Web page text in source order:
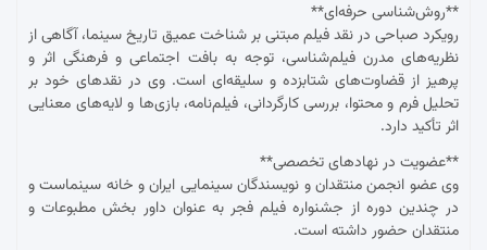
**روش‌شناسی حرفه‌ای**
رویکرد صباحی در نقد فیلم مبتنی بر شناخت عمیق تاریخ سینما، آگاهی از
نظریه‌های مدرن فیلم‌شناسی، توجه به بافت اجتماعی و فرهنگی اثر و
پرهیز از قضاوت‌های شتابزده و سلیقه‌ای است. وی در نقدهای خود بر
تحلیل فرم و محتوا، بررسی کارگردانی، فیلم‌نامه، بازی‌ها و لایه‌های معنایی
اثر تأکید دارد.
**عضویت در نهادهای تخصصی**
وی عضو انجمن منتقدان و نویسندگان سینمایی ایران و خانه سینماست و
در چندین دوره از جشنواره فیلم فجر به عنوان داور بخش مطبوعات و
منتقدان حضور داشته است.